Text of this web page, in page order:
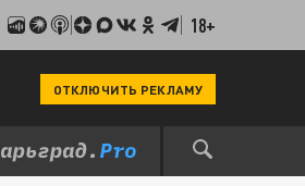
18+
ОТКЛЮЧИТЬ РЕКЛАМУ